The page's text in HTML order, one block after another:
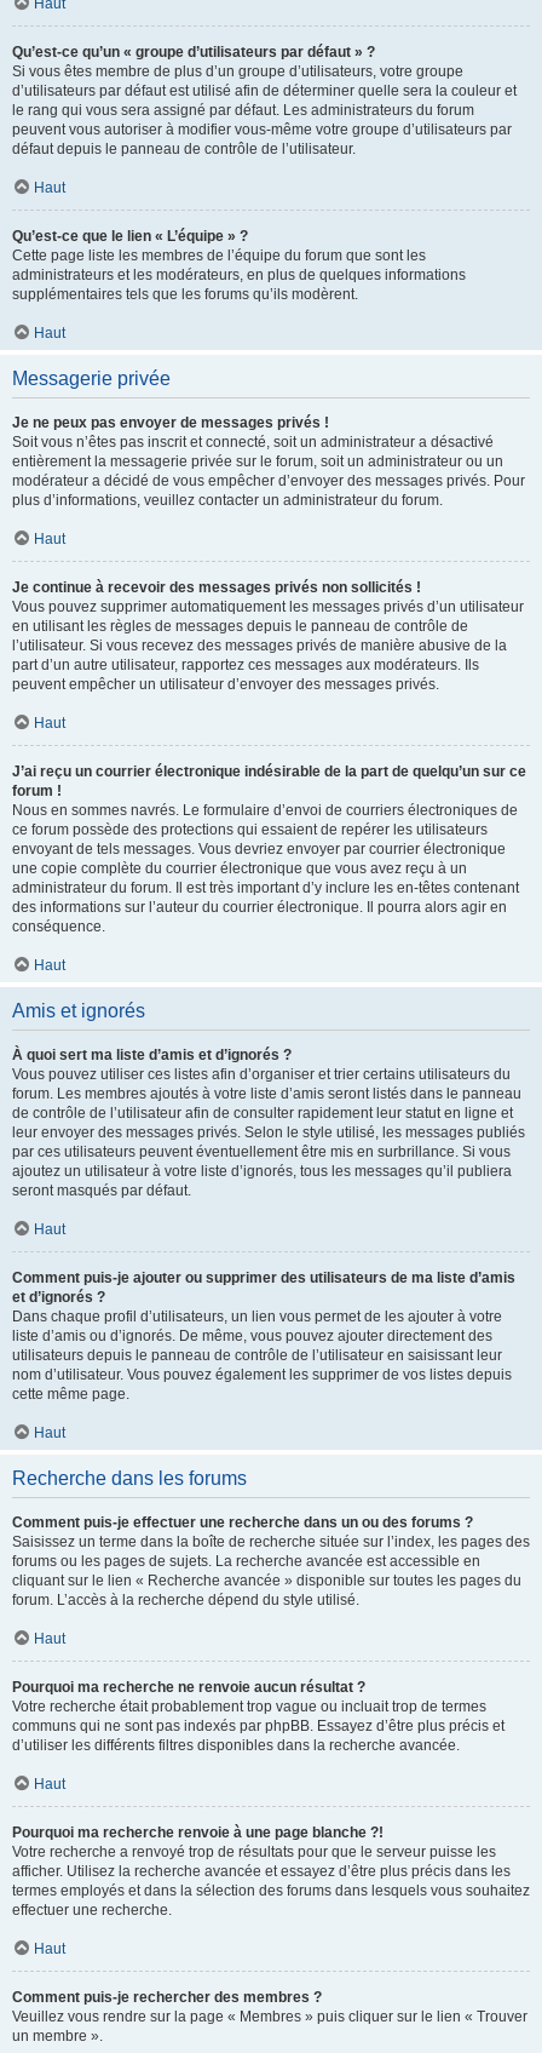
Haut
Qu’est-ce qu’un « groupe d’utilisateurs par défaut » ?
Si vous êtes membre de plus d’un groupe d’utilisateurs, votre groupe
d’utilisateurs par défaut est utilisé afin de déterminer quelle sera la couleur et
le rang qui vous sera assigné par défaut. Les administrateurs du forum
peuvent vous autoriser à modifier vous-même votre groupe d’utilisateurs par
défaut depuis le panneau de contrôle de l’utilisateur.
Haut
Qu’est-ce que le lien « L’équipe » ?
Cette page liste les membres de l’équipe du forum que sont les
administrateurs et les modérateurs, en plus de quelques informations
supplémentaires tels que les forums qu’ils modèrent.
Haut
Messagerie privée
Je ne peux pas envoyer de messages privés !
Soit vous n’êtes pas inscrit et connecté, soit un administrateur a désactivé
entièrement la messagerie privée sur le forum, soit un administrateur ou un
modérateur a décidé de vous empêcher d’envoyer des messages privés. Pour
plus d’informations, veuillez contacter un administrateur du forum.
Haut
Je continue à recevoir des messages privés non sollicités !
Vous pouvez supprimer automatiquement les messages privés d’un utilisateur
en utilisant les règles de messages depuis le panneau de contrôle de
l’utilisateur. Si vous recevez des messages privés de manière abusive de la
part d’un autre utilisateur, rapportez ces messages aux modérateurs. Ils
peuvent empêcher un utilisateur d’envoyer des messages privés.
Haut
J’ai reçu un courrier électronique indésirable de la part de quelqu’un sur ce
forum !
Nous en sommes navrés. Le formulaire d’envoi de courriers électroniques de
ce forum possède des protections qui essaient de repérer les utilisateurs
envoyant de tels messages. Vous devriez envoyer par courrier électronique
une copie complète du courrier électronique que vous avez reçu à un
administrateur du forum. Il est très important d’y inclure les en-têtes contenant
des informations sur l’auteur du courrier électronique. Il pourra alors agir en
conséquence.
Haut
Amis et ignorés
À quoi sert ma liste d’amis et d’ignorés ?
Vous pouvez utiliser ces listes afin d’organiser et trier certains utilisateurs du
forum. Les membres ajoutés à votre liste d’amis seront listés dans le panneau
de contrôle de l’utilisateur afin de consulter rapidement leur statut en ligne et
leur envoyer des messages privés. Selon le style utilisé, les messages publiés
par ces utilisateurs peuvent éventuellement être mis en surbrillance. Si vous
ajoutez un utilisateur à votre liste d’ignorés, tous les messages qu’il publiera
seront masqués par défaut.
Haut
Comment puis-je ajouter ou supprimer des utilisateurs de ma liste d’amis
et d’ignorés ?
Dans chaque profil d’utilisateurs, un lien vous permet de les ajouter à votre
liste d’amis ou d’ignorés. De même, vous pouvez ajouter directement des
utilisateurs depuis le panneau de contrôle de l’utilisateur en saisissant leur
nom d’utilisateur. Vous pouvez également les supprimer de vos listes depuis
cette même page.
Haut
Recherche dans les forums
Comment puis-je effectuer une recherche dans un ou des forums ?
Saisissez un terme dans la boîte de recherche située sur l’index, les pages des
forums ou les pages de sujets. La recherche avancée est accessible en
cliquant sur le lien « Recherche avancée » disponible sur toutes les pages du
forum. L’accès à la recherche dépend du style utilisé.
Haut
Pourquoi ma recherche ne renvoie aucun résultat ?
Votre recherche était probablement trop vague ou incluait trop de termes
communs qui ne sont pas indexés par phpBB. Essayez d’être plus précis et
d’utiliser les différents filtres disponibles dans la recherche avancée.
Haut
Pourquoi ma recherche renvoie à une page blanche ?!
Votre recherche a renvoyé trop de résultats pour que le serveur puisse les
afficher. Utilisez la recherche avancée et essayez d’être plus précis dans les
termes employés et dans la sélection des forums dans lesquels vous souhaitez
effectuer une recherche.
Haut
Comment puis-je rechercher des membres ?
Veuillez vous rendre sur la page « Membres » puis cliquer sur le lien « Trouver
un membre ».